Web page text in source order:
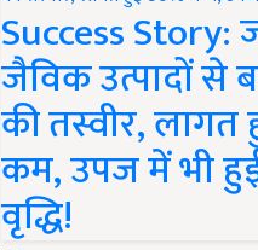
Success
जैविक उत्पादों से
की तस्वीर, लागत
कम, उपज में भी
वृद्धि!